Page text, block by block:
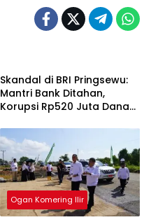
Skandal di BRI Pringsewu:
Mantri Bank Ditahan,
Korupsi Rp520 Juta Dana
Ogan Komering Ilir